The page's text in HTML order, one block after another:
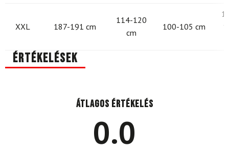
XXL 187-191 cm
114-120
cm
100-105 cm
Értékelések
Átlagos értékelés
0.0